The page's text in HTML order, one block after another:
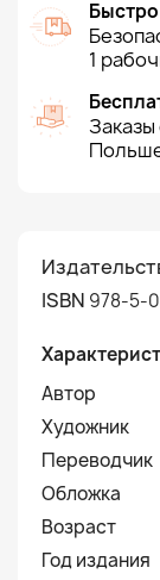
Быстро
1
Заказы
ISBN 978-5-
Автор
Художник
Переводчик
Обложка
Возраст
Год издания